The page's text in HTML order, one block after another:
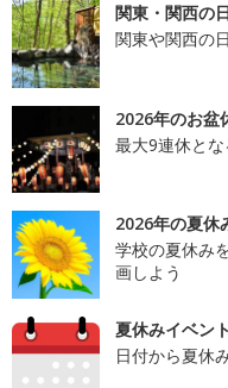
関東・関西の
関東や関西の
2026年のお盆
最大9連休と
2026年の夏休
学校の夏休み
画しよう
夏休みイベン
日付から夏休